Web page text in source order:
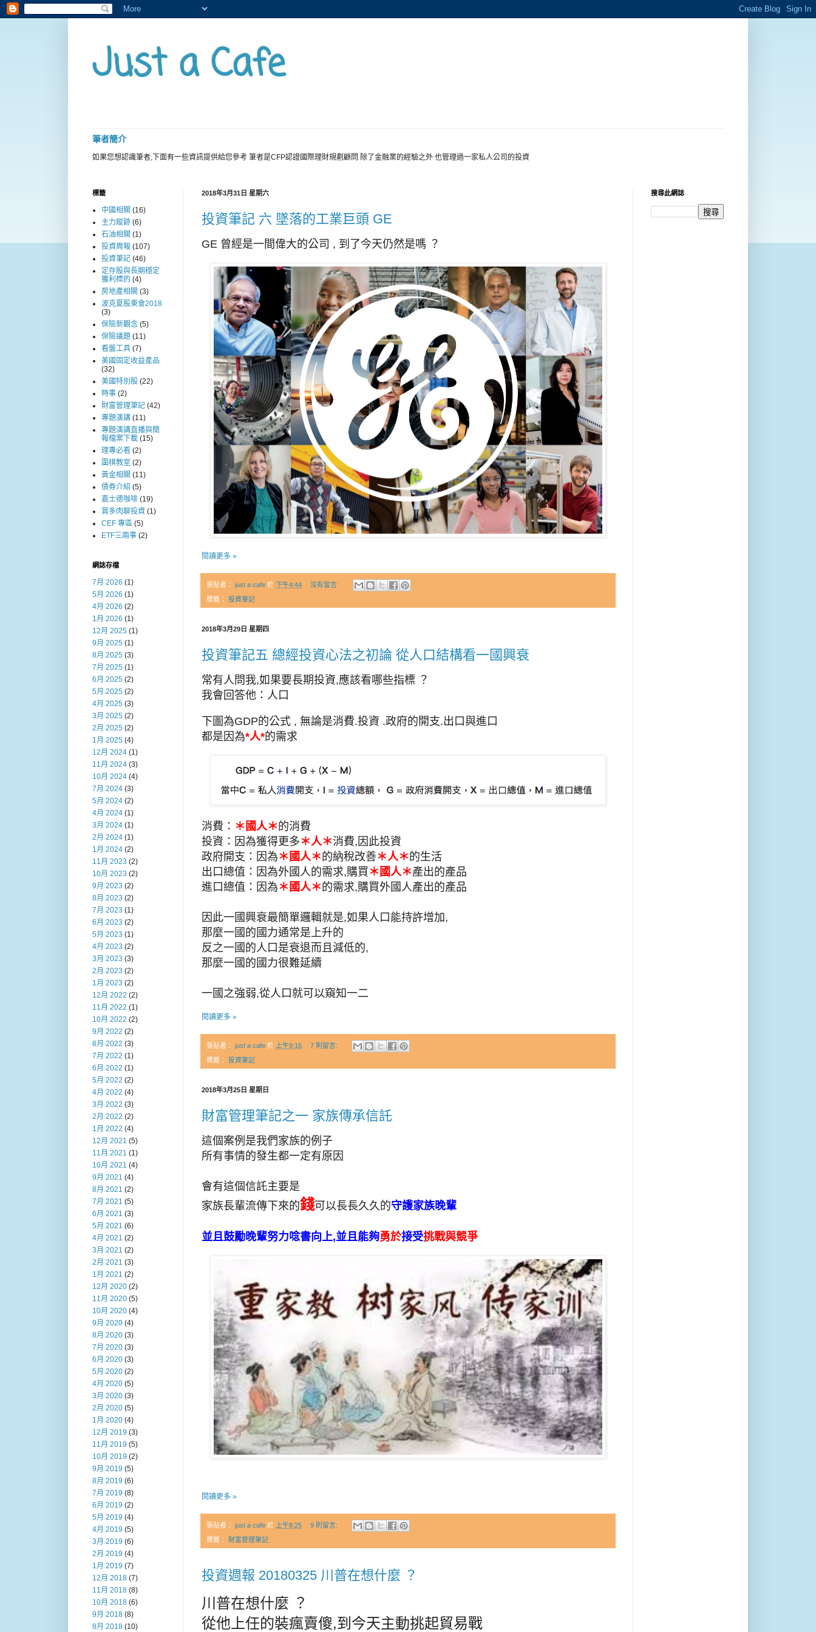
Just a Cafe
筆者簡介
如果您想認識筆者,下面有一些資訊提供給您參考 筆者是CFP認證國際理財規劃顧問 除了金融業的經驗之外 也管理過一家私人公司的投資
2018年3月31日 星期六
投資筆記 六 墜落的工業巨頭 GE
GE 曾經是一間偉大的公司 , 到了今天仍然是嗎 ？
閱讀更多 »
張貼者： just a cafe 於 下午4:44 沒有留言:
標籤： 投資筆記
2018年3月29日 星期四
投資筆記五 總經投資心法之初論 從人口結構看一國興衰
常有人問我,如果要長期投資,應該看哪些指標 ？
我會回答他：人口
下圖為GDP的公式 , 無論是消費.投資 .政府的開支.出口與進口
都是因為*人*的需求
消費： ＊國人＊的消費
投資：因為獲得更多＊人＊消費,因此投資
政府開支：因為＊國人＊的納稅改善＊人＊的生活
出口總值：因為外國人的需求,購買 ＊國人＊產出的產品
進口總值：因為＊國人＊的需求,購買外國人產出的產品
因此一國興衰最簡單邏輯就是,如果人口能持許增加,
那麼一國的國力通常是上升的
反之一國的人口是衰退而且減低的,
那麼一國的國力很難延續
一國之強弱,從人口就可以窺知一二
閱讀更多 »
張貼者： just a cafe 於 上午9:16 7 則留言:
標籤： 投資筆記
2018年3月25日 星期日
財富管理筆記之一 家族傳承信託
這個案例是我們家族的例子
所有事情的發生都一定有原因
會有這個信託主要是
家族長輩流傳下來的錢可以長長久久的守護家族晚輩
並且鼓勵晚輩努力唸書向上,並且能夠勇於接受挑戰與競爭
閱讀更多 »
張貼者： just a cafe 於 上午8:25 9 則留言:
標籤： 財富管理筆記
投資週報 20180325 川普在想什麼 ？
川普在想什麼 ？
從他上任的裝瘋賣傻,到今天主動挑起貿易戰
標籤
中國相關 (16)
主力蹤跡 (6)
石油相關 (1)
投資周報 (107)
投資筆記 (46)
定存股與長期穩定
獲利標的 (4)
房地產相關 (3)
波克夏股東會2018
(3)
保險新觀念 (5)
保險議題 (11)
看盤工具 (7)
美國固定收益產品
(32)
美國特別股 (22)
時事 (2)
財富管理筆記 (42)
專題演講 (11)
專題演講直播與簡
報檔案下載 (15)
理專必看 (2)
圍棋教室 (2)
黃金相關 (11)
債券介紹 (5)
嘉士德咖啡 (19)
賞多肉聊投資 (1)
CEF 專區 (5)
ETF三兩事 (2)
網誌存檔
7月 2026 (1)
5月 2026 (1)
4月 2026 (2)
1月 2026 (1)
12月 2025 (1)
9月 2025 (1)
8月 2025 (3)
7月 2025 (1)
6月 2025 (2)
5月 2025 (2)
4月 2025 (3)
3月 2025 (2)
2月 2025 (2)
1月 2025 (4)
12月 2024 (1)
11月 2024 (3)
10月 2024 (4)
7月 2024 (3)
5月 2024 (2)
4月 2024 (1)
3月 2024 (1)
2月 2024 (1)
1月 2024 (2)
11月 2023 (2)
10月 2023 (2)
9月 2023 (2)
8月 2023 (2)
7月 2023 (1)
6月 2023 (2)
5月 2023 (1)
4月 2023 (2)
3月 2023 (3)
2月 2023 (2)
1月 2023 (2)
12月 2022 (2)
11月 2022 (1)
10月 2022 (2)
9月 2022 (2)
8月 2022 (3)
7月 2022 (1)
6月 2022 (1)
5月 2022 (2)
4月 2022 (4)
3月 2022 (3)
2月 2022 (2)
1月 2022 (4)
12月 2021 (5)
11月 2021 (1)
10月 2021 (4)
9月 2021 (4)
8月 2021 (2)
7月 2021 (5)
6月 2021 (3)
5月 2021 (6)
4月 2021 (2)
3月 2021 (2)
2月 2021 (3)
1月 2021 (2)
12月 2020 (2)
11月 2020 (5)
10月 2020 (4)
9月 2020 (4)
8月 2020 (3)
7月 2020 (3)
6月 2020 (3)
5月 2020 (2)
4月 2020 (5)
3月 2020 (3)
2月 2020 (5)
1月 2020 (4)
12月 2019 (3)
11月 2019 (5)
10月 2019 (2)
9月 2019 (5)
8月 2019 (6)
7月 2019 (8)
6月 2019 (2)
5月 2019 (4)
4月 2019 (5)
3月 2019 (6)
2月 2019 (4)
1月 2019 (7)
12月 2018 (7)
11月 2018 (8)
10月 2018 (6)
9月 2018 (8)
8月 2018 (10)
搜尋此網誌